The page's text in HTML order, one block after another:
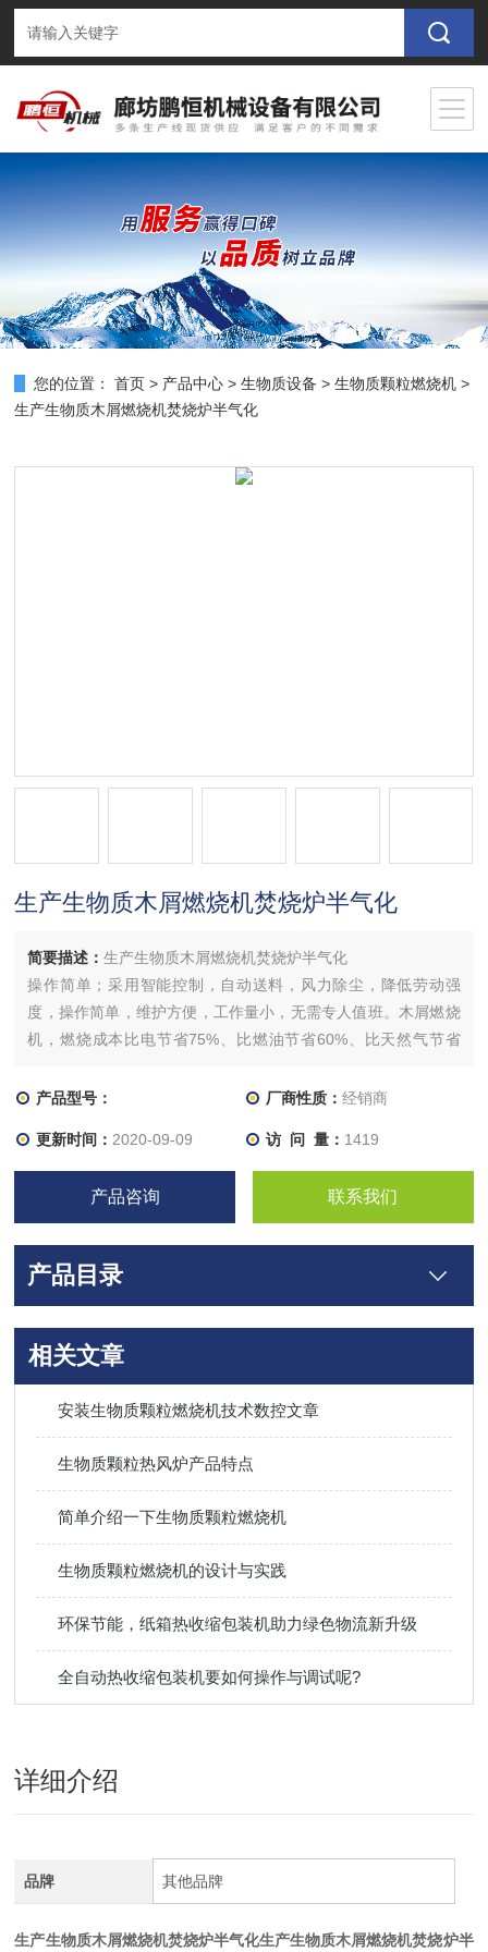
您的位置： 首页 > 产品中心 >生物质设备 >生物质颗粒燃烧机 >
生产生物质木屑燃烧机焚烧炉半气化
生产生物质木屑燃烧机焚烧炉半气化
简要描述：生产生物质木屑燃烧机焚烧炉半气化
操作简单；采用智能控制，自动送料，风力除尘，降低劳动强
度，操作简单，维护方便，工作量小，无需专人值班。木屑燃烧
机，燃烧成本比电节省75%、比燃油节省60%、比天然气节省
锆硅结晶，经高压浇注后经高温炉烧制而成，需要在1000℃以上
产品型号： 厂商性质： 经销商
更新时间： 2020-09-09 访 问 量： 1419
产品咨询 联系我们
产品目录
相关文章
安装生物质颗粒燃烧机技术数控文章
生物质颗粒热风炉产品特点
简单介绍一下生物质颗粒燃烧机
生物质颗粒燃烧机的设计与实践
环保节能，纸箱热收缩包装机助力绿色物流新升级
全自动热收缩包装机要如何操作与调试呢?
详细介绍
品牌 其他品牌
生产生物质木屑燃烧机焚烧炉半气化生产生物质木屑燃烧机焚烧炉半